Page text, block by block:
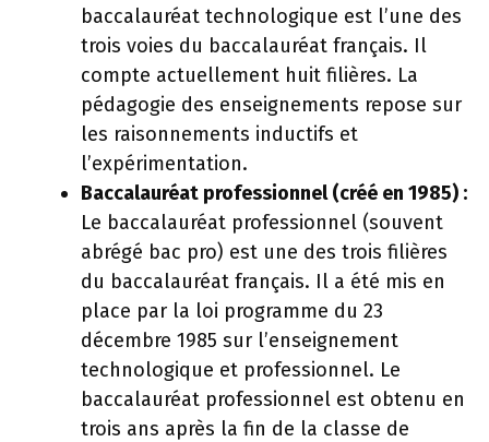
baccalauréat technologique est l’une des
trois voies du baccalauréat français. Il
compte actuellement huit filières. La
pédagogie des enseignements repose sur
les raisonnements inductifs et
l’expérimentation.
Baccalauréat professionnel (créé en 1985) :
Le baccalauréat professionnel (souvent
abrégé bac pro) est une des trois filières
du baccalauréat français. Il a été mis en
place par la loi programme du 23
décembre 1985 sur l’enseignement
technologique et professionnel. Le
baccalauréat professionnel est obtenu en
trois ans après la fin de la classe de